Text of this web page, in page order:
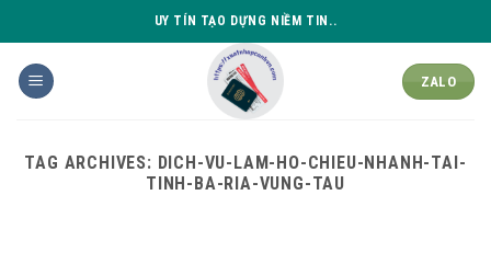
to
content
UY TÍN TẠO DỰNG NIỀM TIN..
ZALO
TAG ARCHIVES: DICH-VU-LAM-HO-CHIEU-NHANH-TAI-
TINH-BA-RIA-VUNG-TAU